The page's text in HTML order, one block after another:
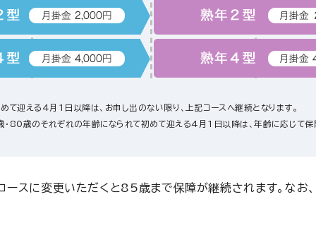
て迎える4月1日以降は、お申し出のない限り、上記コースへ継続となります。
80歳のそれぞれの年齢になられて初めて迎える4月1日以降は、年齢に応じて保
スに変更いただくと85歳まで保障が継続されます。なお